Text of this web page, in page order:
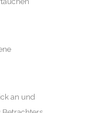
an und